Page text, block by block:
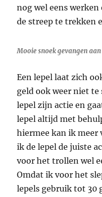
nog wel eens
de streep te trekken
Mooie snoek gevangen
Een lepel laat zich
geld ook weer niet te
lepel zijn actie en
lepel altijd met
hiermee kan ik meer
ik de lepel de juiste
voor het trollen wel
Omdat ik voor het
lepels gebruik tot 30